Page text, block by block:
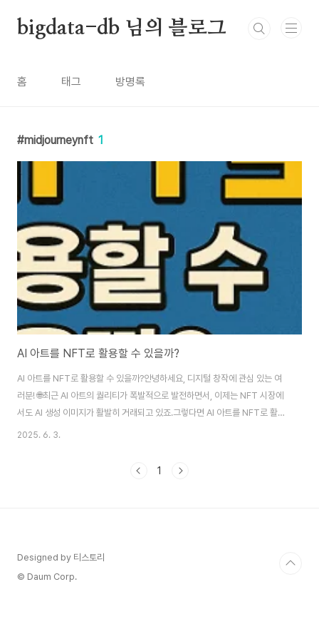
bigdata-db 님의 블로그
홈 태그 방명록
midjourneynft 1
AI 아트를 NFT로 활용할 수 있을까?
AI 아트를 NFT로 활용할 수 있을까?안녕하세요, 디지털 창작에 관심 있는 여
러분! 🌐최근 AI 아트의 퀄리티가 폭발적으로 발전하면서, 이제는 NFT 시장에
서도 AI 생성 이미지가 활발히 거래되고 있죠.그렇다면 AI 아트를 NFT로 활용
하는 것, 정말 가능한 걸까요?오늘은 이 질문에 대한 해답과 실전 팁을 알려드
3. 어떤 플랫폼에서 NFT 발행이 가능할까?4. 수익화할 때 주의할 점5. 자주
2025. 6. 3.
1
Designed by 티스토리
© Daum Corp.